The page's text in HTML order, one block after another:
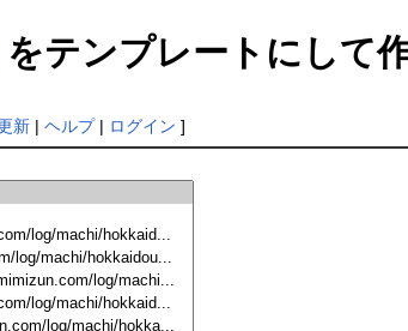
をテンプレートにして
新| ヘルプ| ログイン ]